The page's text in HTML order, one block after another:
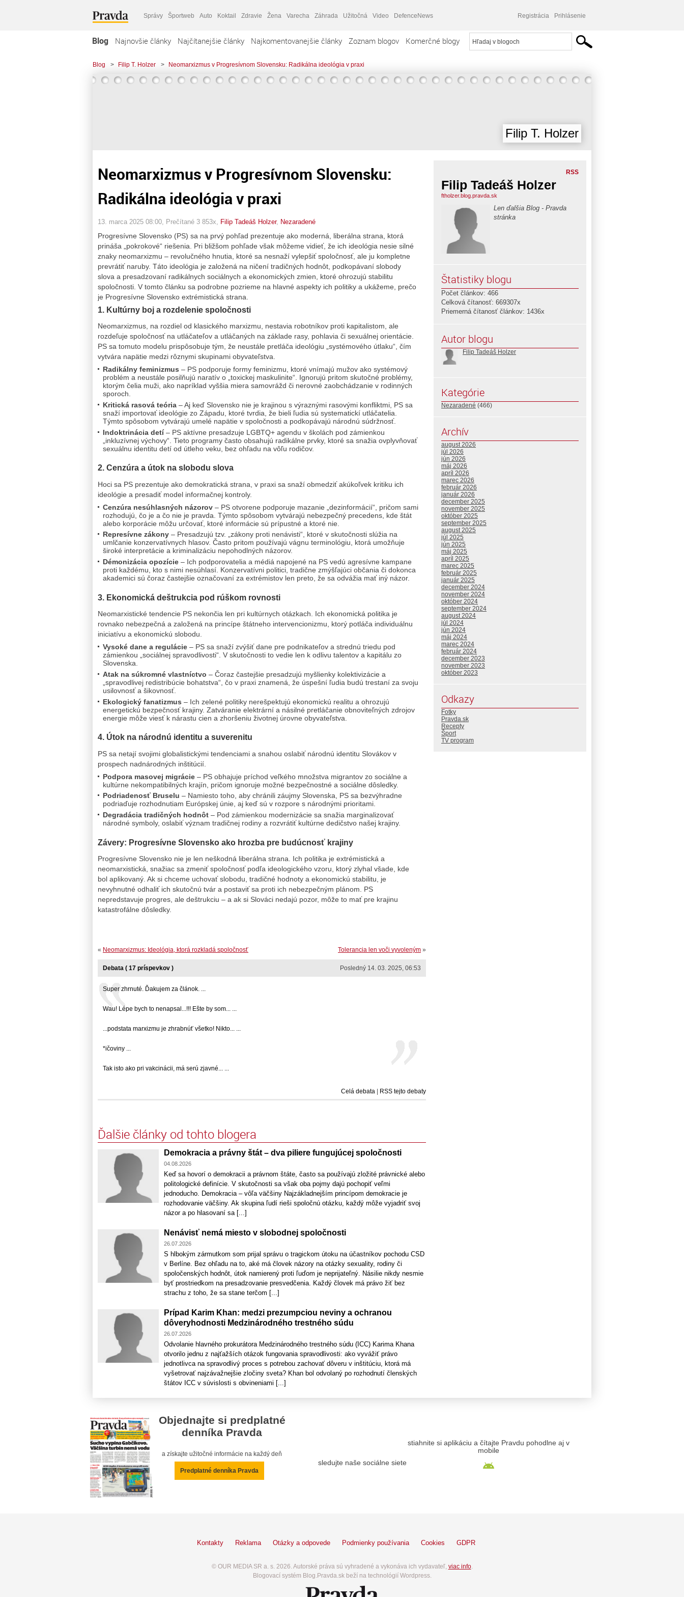
Správy Športweb Auto Koktail Zdravie Žena Varecha Záhrada Užitočná Video DefenceNews Registrácia Prihlásenie
Blog Najnovšie články Najčítanejšie články Najkomentovanejšie články Zoznam blogov Komerčné blogy
Blog > Filip T. Holzer > Neomarxizmus v Progresívnom Slovensku: Radikálna ideológia v praxi
Filip T. Holzer
Neomarxizmus v Progresívnom Slovensku:
Radikálna ideológia v praxi
13. marca 2025 08:00 , Prečítané 3 853x, Filip Tadeáš Holzer, Nezaradené
Progresívne Slovensko (PS) sa na prvý pohľad prezentuje ako moderná, liberálna strana, ktorá
prináša „pokrokové“ riešenia. Pri bližšom pohľade však môžeme vidieť, že ich ideológia nesie silné
znaky neomarxizmu – revolučného hnutia, ktoré sa nesnaží vylepšiť spoločnosť, ale ju kompletne
prevrátiť naruby. Táto ideológia je založená na ničení tradičných hodnôt, podkopávaní slobody
slova a presadzovaní radikálnych sociálnych a ekonomických zmien, ktoré ohrozujú stabilitu
spoločnosti. V tomto článku sa podrobne pozrieme na hlavné aspekty ich politiky a ukážeme, prečo
je Progresívne Slovensko extrémistická strana.
1. Kultúrny boj a rozdelenie spoločnosti
Neomarxizmus, na rozdiel od klasického marxizmu, nestavia robotníkov proti kapitalistom, ale
rozdeľuje spoločnosť na utláčateľov a utláčaných na základe rasy, pohlavia či sexuálnej orientácie.
PS sa tomuto modelu prispôsobuje tým, že neustále pretláča ideológiu „systémového útlaku“, čím
vytvára napätie medzi rôznymi skupinami obyvateľstva.
Radikálny feminizmus – PS podporuje formy feminizmu, ktoré vnímajú mužov ako systémový
problém a neustále posilňujú naratív o „toxickej maskulinite“. Ignorujú pritom skutočné problémy,
ktorým čelia muži, ako napríklad vyššia miera samovrážd či nerovné zaobchádzanie v rodinných
sporoch.
Kritická rasová teória – Aj keď Slovensko nie je krajinou s výraznými rasovými konfliktmi, PS sa
snaží importovať ideológie zo Západu, ktoré tvrdia, že bieli ľudia sú systematickí utláčatelia.
Týmto spôsobom vytvárajú umelé napätie v spoločnosti a podkopávajú národnú súdržnosť.
Indoktrinácia detí– PS aktívne presadzuje LGBTQ+ agendu v školách pod zámienkou
„inkluzívnej výchovy“. Tieto programy často obsahujú radikálne prvky, ktoré sa snažia ovplyvňovať
sexuálnu identitu detí od útleho veku, bez ohľadu na vôľu rodičov.
2. Cenzúra a útok na slobodu slova
Hoci sa PS prezentuje ako demokratická strana, v praxi sa snaží obmedziť akúkoľvek kritiku ich
ideológie a presadiť model informačnej kontroly.
Cenzúra nesúhlasných názorov – PS otvorene podporuje mazanie „dezinformácií“, pričom sami
rozhodujú, čo je a čo nie je pravda. Týmto spôsobom vytvárajú nebezpečný precedens, kde štát
alebo korporácie môžu určovať, ktoré informácie sú prípustné a ktoré nie.
Represívne zákony – Presadzujú tzv. „zákony proti nenávisti“, ktoré v skutočnosti slúžia na
umlčanie konzervatívnych hlasov. Často pritom používajú vágnu terminológiu, ktorá umožňuje
široké interpretácie a kriminalizáciu nepohodlných názorov.
Démonizácia opozície – Ich podporovatelia a médiá napojené na PS vedú agresívne kampane
proti každému, kto s nimi nesúhlasí. Konzervatívni politici, tradične zmýšľajúci občania či dokonca
akademici sú čoraz častejšie označovaní za extrémistov len preto, že sa odvážia mať iný názor.
3. Ekonomická deštrukcia pod rúškom rovnosti
Neomarxistické tendencie PS nekončia len pri kultúrnych otázkach. Ich ekonomická politika je
rovnako nebezpečná a založená na princípe štátneho intervencionizmu, ktorý potláča individuálnu
iniciatívu a ekonomickú slobodu.
Vysoké dane a regulácie – PS sa snaží zvýšiť dane pre podnikateľov a strednú triedu pod
zámienkou „sociálnej spravodlivosti“. V skutočnosti to vedie len k odlivu talentov a kapitálu zo
Slovenska.
Atak na súkromné vlastníctvo – Čoraz častejšie presadzujú myšlienky kolektivizácie a
„spravodlivej redistribúcie bohatstva“, čo v praxi znamená, že úspešní ľudia budú trestaní za svoju
usilovnosť a šikovnosť.
Ekologický fanatizmus – Ich zelené politiky nerešpektujú ekonomickú realitu a ohrozujú
energetickú bezpečnosť krajiny. Zatváranie elektrární a násilné pretláčanie obnoviteľných zdrojov
energie môže viesť k nárastu cien a zhoršeniu životnej úrovne obyvateľstva.
4. Útok na národnú identitu a suverenitu
PS sa netají svojimi globalistickými tendenciami a snahou oslabiť národnú identitu Slovákov v
prospech nadnárodných inštitúcií.
Podpora masovej migrácie – PS obhajuje príchod veľkého množstva migrantov zo sociálne a
kultúrne nekompatibilných krajín, pričom ignoruje možné bezpečnostné a sociálne dôsledky.
Podriadenosť Bruselu – Namiesto toho, aby chránili záujmy Slovenska, PS sa bezvýhradne
podriaďuje rozhodnutiam Európskej únie, aj keď sú v rozpore s národnými prioritami.
Degradácia tradičných hodnôt – Pod zámienkou modernizácie sa snažia marginalizovať
národné symboly, oslabiť význam tradičnej rodiny a rozvrátiť kultúrne dedičstvo našej krajiny.
Závery: Progresívne Slovensko ako hrozba pre budúcnosť krajiny
Progresívne Slovensko nie je len neškodná liberálna strana. Ich politika je extrémistická a
neomarxistická, snažiac sa zmeniť spoločnosť podľa ideologického vzoru, ktorý zlyhal všade, kde
bol aplikovaný. Ak si chceme uchovať slobodu, tradičné hodnoty a ekonomickú stabilitu, je
nevyhnutné odhaliť ich skutočnú tvár a postaviť sa proti ich nebezpečným plánom. PS
nepredstavuje progres, ale deštrukciu – a ak si Slováci nedajú pozor, môže to mať pre krajinu
katastrofálne dôsledky.
Tolerancia len voči vyvoleným »
« Neomarxizmus: Ideológia, ktorá rozkladá spoločnosť
Posledný 14. 03. 2025, 06:53
Debata ( 17 príspevkov )
Super zhrnuté. Ďakujem za článok. ...
Wau! Lépe bych to nenapsal...!!! Ešte by som... ...
...podstata marxizmu je zhrabnúť všetko! Nikto... ...
*ičoviny ...
Tak isto ako pri vakcinácii, má serú zjavné... ...
Celá debata RSS tejto debaty
Ďalšie články od tohto blogera
Demokracia a právny štát – dva piliere fungujúcej spoločnosti
04.08.2026
Keď sa hovorí o demokracii a právnom štáte, často sa používajú zložité právnické alebo
politologické definície. V skutočnosti sa však oba pojmy dajú pochopiť veľmi
jednoducho. Demokracia – vôľa väčšiny Najzákladnejším princípom demokracie je
rozhodovanie väčšiny. Ak skupina ľudí rieši spoločnú otázku, každý môže vyjadriť svoj
názor a po hlasovaní sa [...]
Nenávisť nemá miesto v slobodnej spoločnosti
26.07.2026
S hlbokým zármutkom som prijal správu o tragickom útoku na účastníkov pochodu CSD
v Berlíne. Bez ohľadu na to, aké má človek názory na otázky sexuality, rodiny či
spoločenských hodnôt, útok namierený proti ľuďom je neprijateľný. Násilie nikdy nesmie
byť prostriedkom na presadzovanie presvedčenia. Každý človek má právo žiť bez
strachu z toho, že sa stane terčom [...]
Prípad Karim Khan: medzi prezumpciou neviny a ochranou
dôveryhodnosti Medzinárodného trestného súdu
26.07.2026
Odvolanie hlavného prokurátora Medzinárodného trestného súdu (ICC) Karima Khana
otvorilo jednu z najťažších otázok fungovania spravodlivosti: ako vyvážiť právo
jednotlivca na spravodlivý proces s potrebou zachovať dôveru v inštitúciu, ktorá má
vyšetrovať najzávažnejšie zločiny sveta? Khan bol odvolaný po rozhodnutí členských
štátov ICC v súvislosti s obvineniami [...]
RSS
Filip Tadeáš Holzer
ftholzer.blog.pravda.sk
Len ďalšia Blog - Pravda
stránka
Štatistiky blogu
Počet článkov: 466
Celková čítanosť: 669307x
Priemerná čítanosť článkov: 1436x
Autor blogu
Filip Tadeáš Holzer
Kategórie
Nezaradené (466)
Archív
august 2026
júl 2026
jún 2026
máj 2026
apríl 2026
marec 2026
február 2026
január 2026
december 2025
november 2025
október 2025
september 2025
august 2025
júl 2025
jún 2025
máj 2025
apríl 2025
marec 2025
február 2025
január 2025
december 2024
november 2024
október 2024
september 2024
august 2024
júl 2024
jún 2024
máj 2024
marec 2024
február 2024
december 2023
november 2023
október 2023
Odkazy
Fotky
Pravda.sk
Recepty
Šport
TV program
Objednajte si predplatné
denníka Pravda
a získajte užitočné informácie na každý deň
Predplatné denníka Pravda
sledujte naše sociálne siete
stiahnite si aplikáciu a čítajte Pravdu pohodlne aj v
mobile
Kontakty Reklama Otázky a odpovede Podmienky používania Cookies GDPR
© OUR MEDIA SR a. s. 2026. Autorské práva sú vyhradené a vykonáva ich vydavateľ, viac info.
Blogovací systém Blog.Pravda.sk beží na technológií Wordpress.